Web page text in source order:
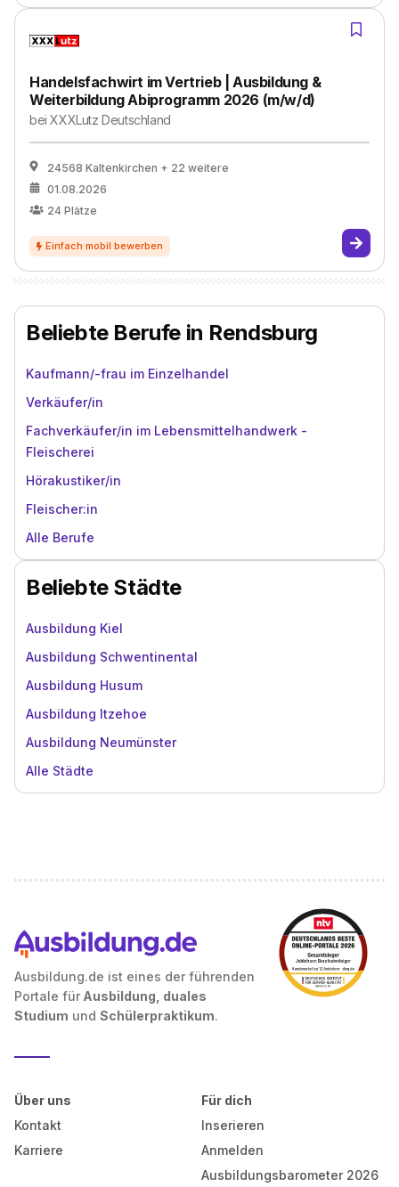
Handelsfachwirt im Vertrieb | Ausbildung &
Weiterbildung Abiprogramm 2026 (m/w/d)
beiXXXLutz Deutschland
24568 Kaltenkirchen + 22 weitere
01.08.2026
24 Plätze
Beliebte Berufe in Rendsburg
Kaufmann/-frau im Einzelhandel
Verkäufer/in
Fachverkäufer/in im Lebensmittelhandwerk -
Fleischerei
Hörakustiker/in
Fleischer:in
Alle Berufe
Beliebte Städte
Ausbildung Kiel
Ausbildung Schwentinental
Ausbildung Husum
Ausbildung Itzehoe
Ausbildung Neumünster
Alle Städte
Ausbildung.de ist eines der führenden
Portale für Ausbildung, duales
Studium und Schülerpraktikum.
Über uns
Kontakt
Karriere
Für dich
Inserieren
Anmelden
Ausbildungsbarometer 2026